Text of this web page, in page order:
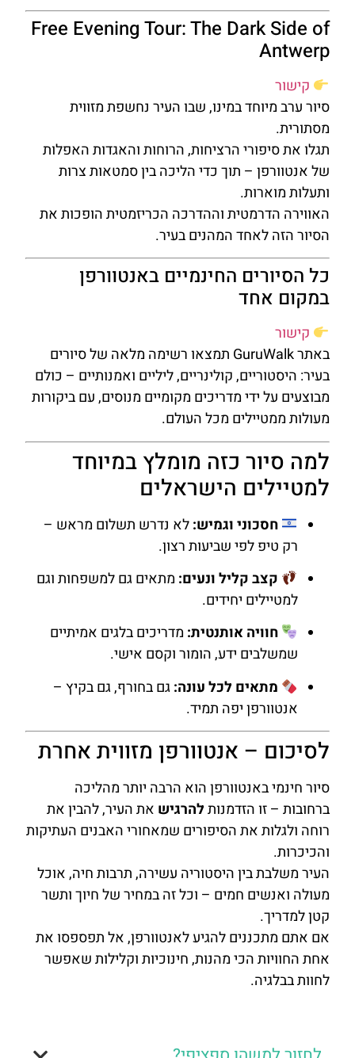
Free Evening Tour: The Dark Side of
Antwerp
קישור
סיור ערב מיוחד במינו, שבו העיר נחשפת מזווית
מסתורית.
תגלו את סיפורי הרציחות, הרוחות והאגדות האפלות
של אנטוורפן – תוך כדי הליכה בין סמטאות צרות
ותעלות מוארות.
האווירה הדרמטית וההדרכה הכריזמטית הופכות את
הסיור הזה לאחד המהנים בעיר.
כל הסיורים החינמיים באנטוורפן
במקום אחד
קישור
באתר GuruWalk תמצאו רשימה מלאה של סיורים
בעיר: היסטוריים, קולינריים, ליליים ואמנותיים – כולם
מבוצעים על ידי מדריכים מקומיים מנוסים, עם ביקורות
מעולות ממטיילים מכל העולם.
למה סיור כזה מומלץ במיוחד
למטיילים הישראלים
חסכוני וגמיש:לא נדרש תשלום מראש –
רק טיפ לפי שביעות רצון.
קצב קליל ונעים: מתאים גם למשפחות וגם
למטיילים יחידים.
חוויה אותנטית: מדריכים בלגים אמיתיים
שמשלבים ידע, הומור וקסם אישי.
מתאים לכל עונה:גם בחורף, גם בקיץ –
אנטוורפן יפה תמיד.
לסיכום – אנטוורפן מזווית אחרת
סיור חינמי באנטוורפן הוא הרבה יותר מהליכה
ברחובות – זו הזדמנותלהרגיש את העיר, להבין את
רוחה ולגלות את הסיפורים שמאחורי האבנים העתיקות
והכיכרות.
העיר משלבת בין היסטוריה עשירה, תרבות חיה, אוכל
מעולה ואנשים חמים – וכל זה במחיר של חיוך ותשר
קטן למדריך.
אם אתם מתכננים להגיע לאנטוורפן, אל תפספסו את
אחת החוויות הכי מהנות, חינוכיות וקלילות שאפשר
לחוות בבלגיה.